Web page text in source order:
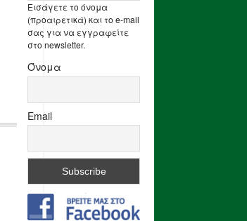
Εισάγετε το όνομα
(προαιρετικά) και το e-mail
σας για να εγγραφείτε
στο newsletter.
Όνομα
Email